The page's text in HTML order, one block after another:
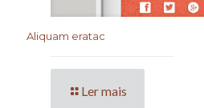
Aliquam eratac
Ler mais